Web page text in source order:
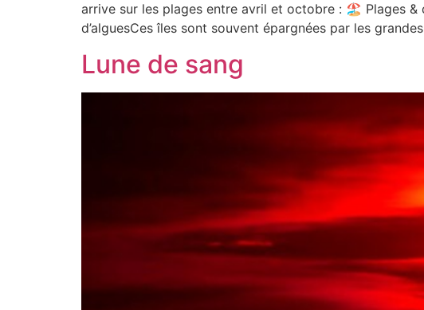
arrive sur les plages entre avril et octobre : 🏖️ Plages
d’alguesCes îles sont souvent épargnées par les
Lune de sang